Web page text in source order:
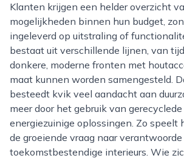
Klanten krijgen een helder overzicht
mogelijkheden binnen hun budget,
ingeleverd op uitstraling of
bestaat uit verschillende lijnen, van
donkere, moderne fronten met
maat kunnen worden samengesteld.
besteedt kvik veel aandacht aan
meer door het gebruik van
energiezuinige oplossingen. Zo speelt
de groeiende vraag naar verantwoorde
toekomstbestendige interieurs. Wie